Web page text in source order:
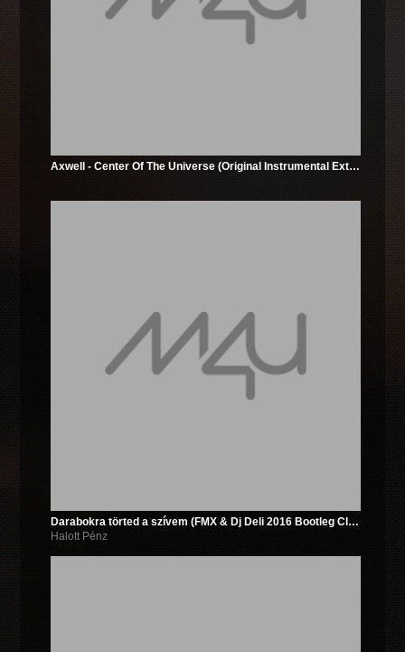
Axwell - Center Of The Universe (Original Instrumental Extended Mix)
Darabokra törted a szívem (FMX & Dj Deli 2016 Bootleg Club Remix)
Halott Pénz